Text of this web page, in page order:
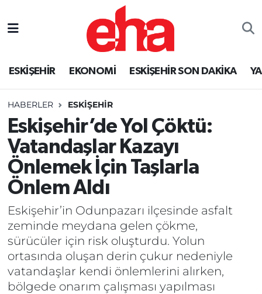
ESKİŞEHİR EKONOMİ ESKİŞEHİR SON DAKİKA
HABERLER ESKİŞEHİR
Eskişehir’de Yol Çöktü:
Vatandaşlar Kazayı
Önlemek İçin Taşlarla
Önlem Aldı
Eskişehir’in Odunpazarı ilçesinde asfalt
zeminde meydana gelen çökme,
sürücüler için risk oluşturdu. Yolun
ortasında oluşan derin çukur nedeniyle
vatandaşlar kendi önlemlerini alırken,
bölgede onarım çalışması yapılması